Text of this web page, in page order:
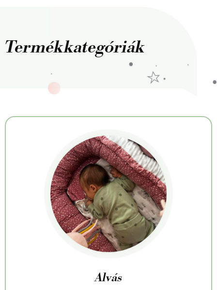
Termékkategóriák
Alvás